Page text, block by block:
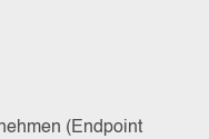
(Endpoint